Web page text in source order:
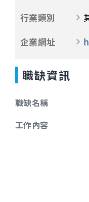
行業類別
企業網址
職缺資訊
職缺名稱
工作內容